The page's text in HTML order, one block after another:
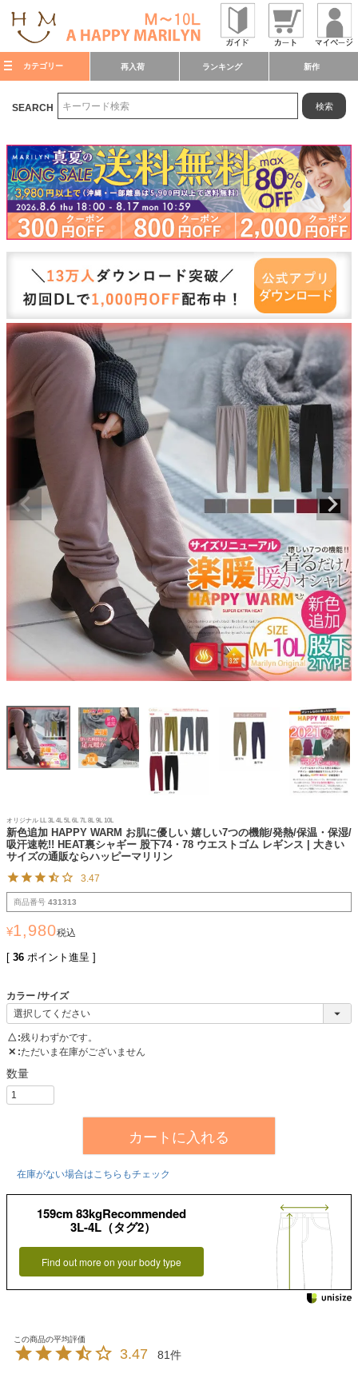
カテゴリー 再入荷 ランキング 新作
SEARCH 検索
オリジナル LL 3L 4L 5L 6L 7L 8L 9L 10L
新色追加 HAPPY WARM お肌に優しい 嬉しい7つの機能/発熱/保温・保湿/
吸汗速乾!! HEAT裏シャギー 股下74・78 ウエストゴム レギンス | 大きい
サイズの通販ならハッピーマリリン
3.47
商品番号 431313
¥1,980税込
[ 36 ポイント進呈 ]
カラー サイズ
△ 残りわずかです。
✕ ただいま在庫がございません
カートに入れる
在庫がない場合はこちらもチェック
159cm 83kgRecommended
3L-4L（タグ2）
Find out more on your body type
3.47 81